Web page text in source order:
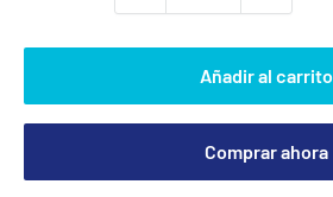
Añadir al carrito
Comprar ahora